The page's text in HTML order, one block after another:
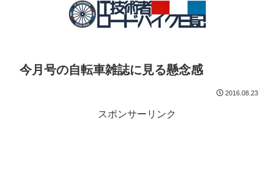
今月号の自転車雑誌に見る懸念感
2016.08.23
スポンサーリンク